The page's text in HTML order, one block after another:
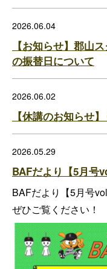
2026.06.04
【お知らせ】郡山
の振替日について
2026.06.02
【休講のお知らせ
2026.05.29
BAFだより【5月号
BAFだより【5月号
ぜひご覧ください！